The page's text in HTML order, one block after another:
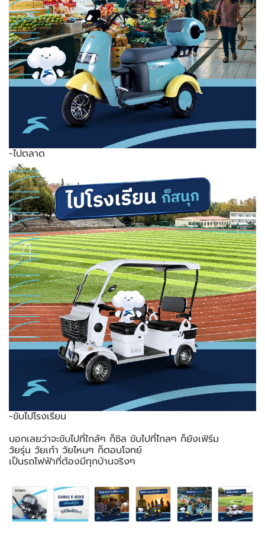
-ไปตลาด
-ขับไปโรงเรียน
บอกเลยว่าจะขับไปที่ใกล้ๆ ก็ชิล ขับไปที่ไกลๆ ก็ยังเฟิร์ม
วัยรุ่น วัยเก๋า วัยไหนๆ ก็ตอบโจทย์
เป็นรถไฟฟ้าที่ต้องมีทุกบ้านจริงๆ